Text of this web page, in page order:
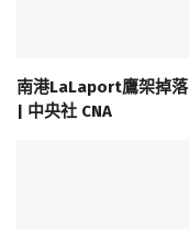
南港LaLaport鷹架掉
| 中央社 CNA